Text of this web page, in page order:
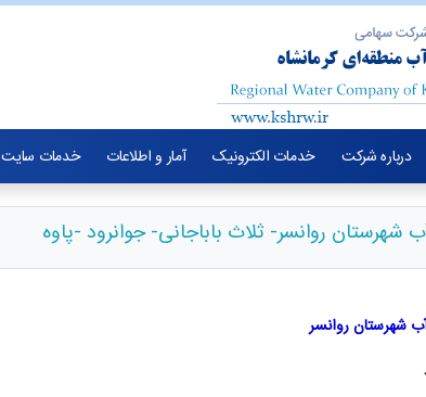
درباره شرکت خدمات الکترونیک آمار و اطلاعات خدمات سایت
شهرستان روانسر- ثلاث باباجانی- جوانرود -پاوه
آب شهرستان روانسر